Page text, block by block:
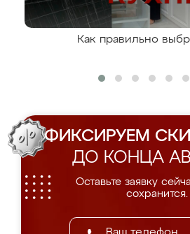
Как правильно
ФИКСИРУЕМ
ДО КОНЦА
Оставьте заявку
сохранится.